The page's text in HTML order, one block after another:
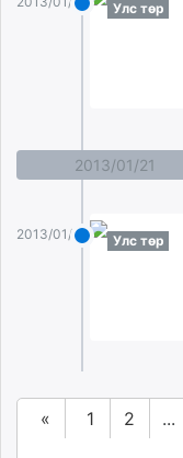
Улс төр
2013/01/21
2013/01/21 Улс төр
« 1 2 ...